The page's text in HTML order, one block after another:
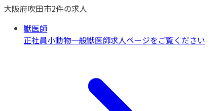
大阪府吹田市2件の求人
獣医師
正社員小動物一般獣医師求人ページをご覧ください